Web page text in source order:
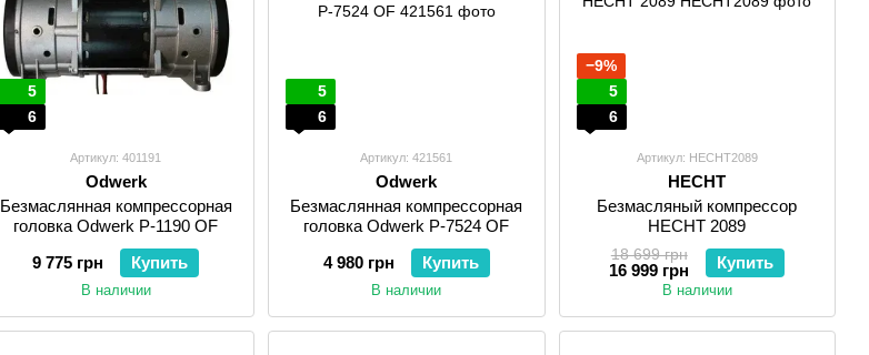
5
6
Артикул: 401191
Odwerk
Безмаслянная компрессорная
головка Odwerk P-1190 OF
9 775 грн
Купить
В наличии
5
6
Артикул: 421561
Odwerk
Безмаслянная компрессорная
головка Odwerk P-7524 OF
4 980 грн
Купить
В наличии
−9%
5
6
Артикул: HECHT2089
HECHT
Безмасляный компрессор
HECHT 2089
18 699 грн
16 999 грн Купить
В наличии